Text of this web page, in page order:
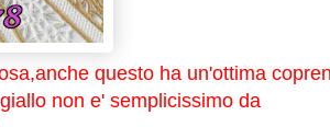
questo ha un'ottima
non e' semplicissimo da